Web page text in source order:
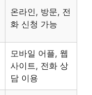
온라인, 방문, 전
화 신청 가능
모바일 어플, 웹
사이트, 전화 상
담 이용